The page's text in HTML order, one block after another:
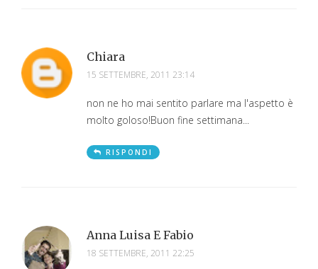
Chiara
15 SETTEMBRE, 2011 23:14
non ne ho mai sentito parlare ma l'aspetto è
molto goloso!Buon fine settimana...
RISPONDI
Anna Luisa E Fabio
18 SETTEMBRE, 2011 22:25